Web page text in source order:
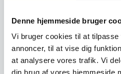
Denne hjemmeside bruger
Vi bruger cookies til at tilpasse
annoncer, til at vise dig
at analysere vores trafik. Vi
din brug af vores hjemmeside
Miyabi Brødkniv 23 cm
kniv, Damask design, 133
lag stål
Miyabi giver dig det perfekte
sælgende knivtype i…